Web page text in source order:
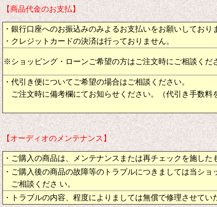
【商品代金のお支払】
・銀行口座へのお振込みのみよるお支払いをお願いしており
・クレジットカードの決済は行っておりません。
※ショッピング・ローンご希望の方はご注文時にご相談くだ
・代引き便についてご希望の場合はご相談ください。
ご注文時に備考欄にてお知らせください。（代引き手数料
【オーディオのメンテナンス】
・ご購入の商品は、メンテナンスまたは再チェックを施し
・ご購入後の商品の故障等のトラブルにつきましては当ショ
ご相談くださ い。
・トラブルの内容、程度によりましては無償で修理させてい